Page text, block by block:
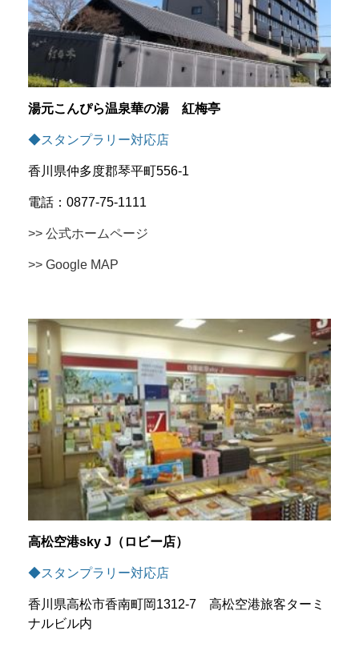
湯元こんぴら温泉華の湯 紅梅亭
◆スタンプラリー対応店
香川県仲多度郡琴平町556-1
電話：0877-75-1111
>> 公式ホームページ
>> Google MAP
高松空港sky J（ロビー店）
◆スタンプラリー対応店
香川県高松市香南町岡1312-7 高松空港旅客ターミ
ナルビル内